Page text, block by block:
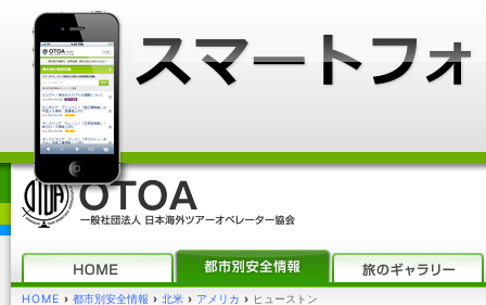
HOME › 都市別安全情報 › 北米 › アメリカ › ヒューストン